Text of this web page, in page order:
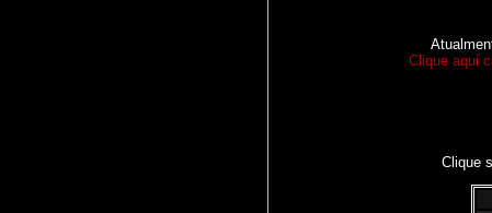
Clique aqui
Clique